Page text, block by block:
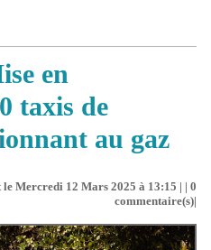
en
taxis de
au gaz
Mercredi 12 Mars 2025 à 13:15 | | 0
commentaire(s)|